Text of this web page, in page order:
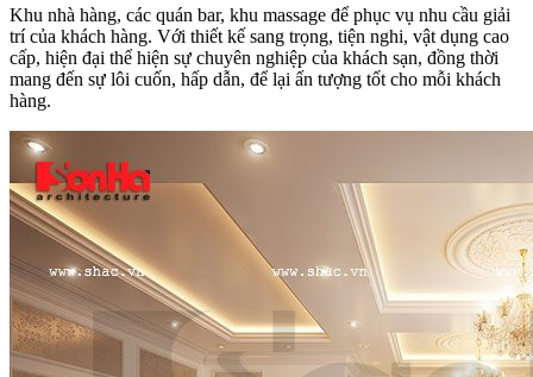
Khu nhà hàng, các quán bar, khu massage để phục vụ nhu cầu giải
trí của khách hàng. Với thiết kế sang trọng, tiện nghi, vật dụng cao
cấp, hiện đại thể hiện sự chuyên nghiệp của khách sạn, đồng thời
mang đến sự lôi cuốn, hấp dẫn, để lại ấn tượng tốt cho mỗi khách
hàng.